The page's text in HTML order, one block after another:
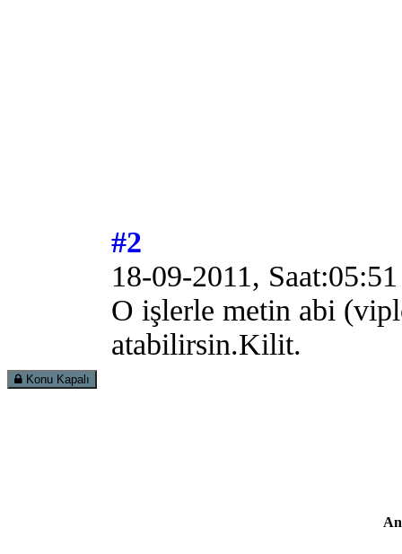
#2
18-09-2011, Saat:05:51
O işlerle metin abi
atabilirsin.Kilit.
Konu Kapalı